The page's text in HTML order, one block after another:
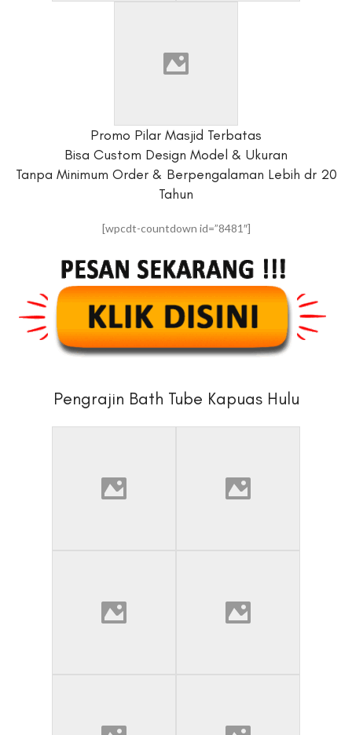
Promo Pilar Masjid Terbatas
Bisa Custom Design Model & Ukuran
Tanpa Minimum Order & Berpengalaman Lebih dr 20
Tahun
[wpcdt-countdown id=”8481″]
Pengrajin Bath Tube Kapuas Hulu